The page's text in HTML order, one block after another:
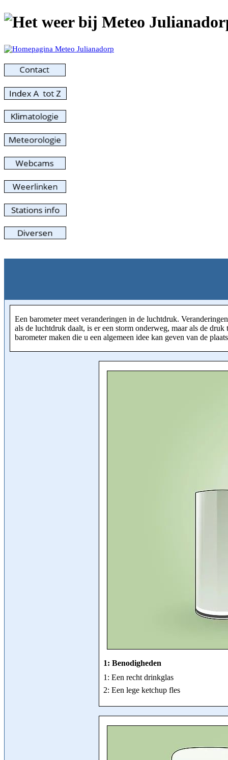
Een barometer meet veranderingen in de luchtdruk.
als de luchtdruk daalt, is er een storm onderweg, maar als de
barometer maken die u een algemeen idee kan geven van de
1: Benodigheden
1: Een recht drinkglas
2: Een lege ketchup fles